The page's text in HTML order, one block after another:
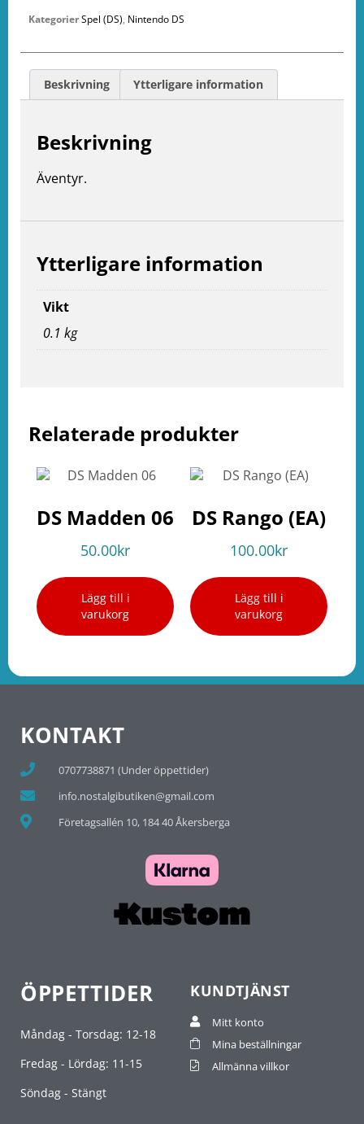
Relaterade produkter
DS Madden 06
50.00kr
Lägg till i
varukorg
DS Rango (EA)
100.00kr
Lägg till i
varukorg
KategorierSpel (DS), Nintendo DS
Beskrivning Ytterligare information
Beskrivning
Äventyr.
Ytterligare information
Vikt
0.1 kg
KONTAKT
0707738871 (Under öppettider)
info.nostalgibutiken@gmail.com
Företagsallén 10, 184 40 Åkersberga
ÖPPETTIDER
Måndag - Torsdag: 12-18
Fredag - Lördag: 11-15
Söndag - Stängt
KUNDTJÄNST
Mitt konto
Mina beställningar
Allmänna villkor